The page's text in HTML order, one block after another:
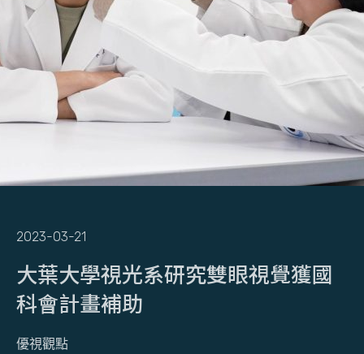
2023-03-21
大葉大學視光系研究雙眼視覺獲國
科會計畫補助
優視觀點